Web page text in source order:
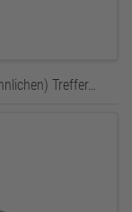
Treffer…